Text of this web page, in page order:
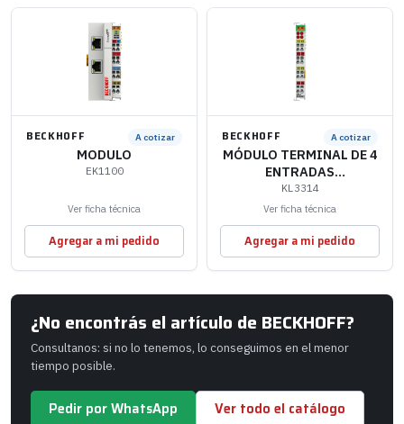
BECKHOFF A cotizar
MODULO
EK1100
Ver ficha técnica
Agregar a mi pedido
BECKHOFF A cotizar
MÓDULO TERMINAL DE 4
ENTRADAS
ANALÓGICAS
KL3314
Ver ficha técnica
Agregar a mi pedido
¿No encontrás el artículo de BECKHOFF?
Consultanos: si no lo tenemos, lo conseguimos en el menor
tiempo posible.
Pedir por WhatsApp Ver todo el catálogo